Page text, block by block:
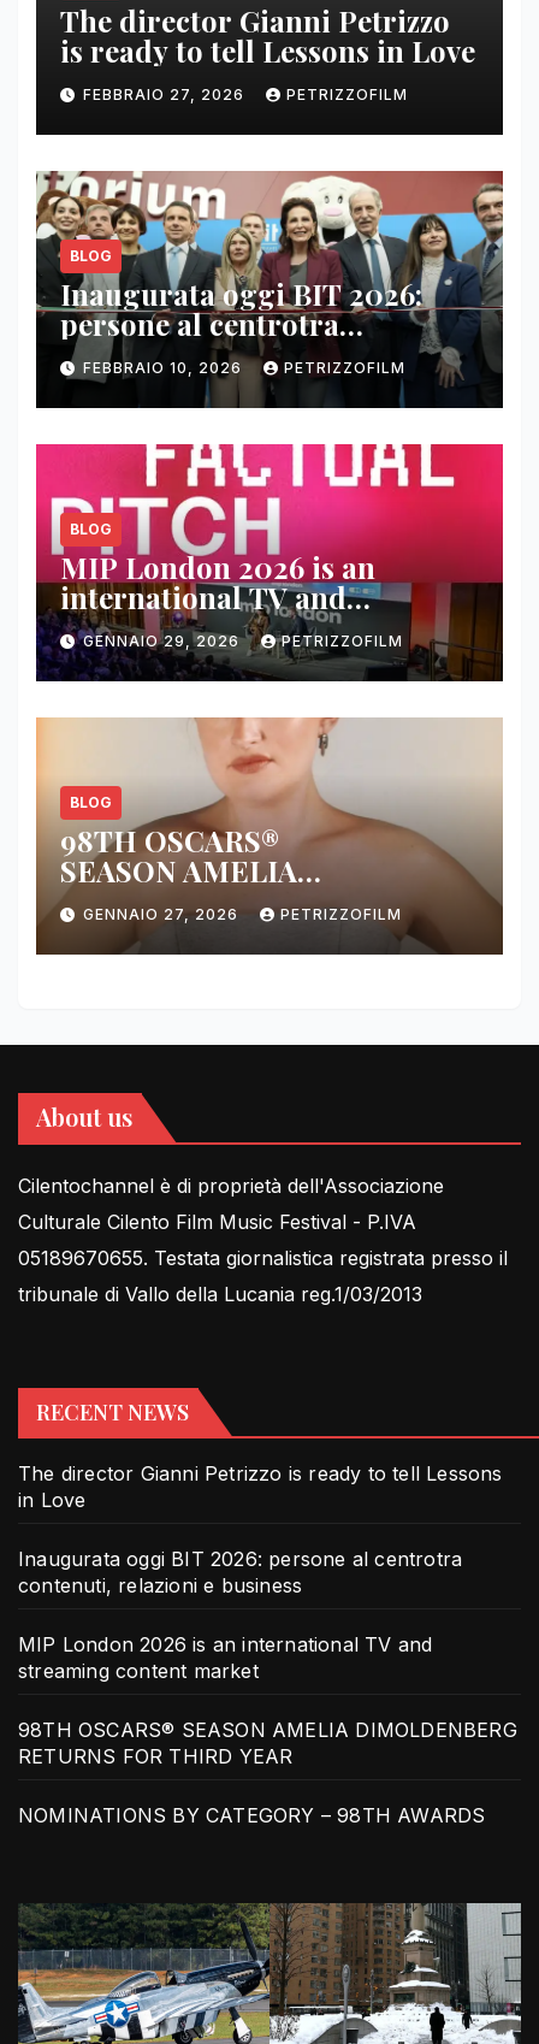
The director Gianni Petrizzo
is ready to tell Lessons in Love
FEBBRAIO 27, 2026 PETRIZZOFILM
BLOG
Inaugurata oggi BIT 2026:
persone al centrotra
contenuti, relazioni e business
FEBBRAIO 10, 2026 PETRIZZOFILM
BLOG
MIP London 2026 is an
international TV and
streaming content market
GENNAIO 29, 2026 PETRIZZOFILM
BLOG
98TH OSCARS®
SEASON AMELIA
DIMOLDENBERG RETURNS
FOR THIRD YEAR
GENNAIO 27, 2026 PETRIZZOFILM
About us
Cilentochannel è di proprietà dell'Associazione
Culturale Cilento Film Music Festival - P.IVA
05189670655. Testata giornalistica registrata presso il
tribunale di Vallo della Lucania reg.1/03/2013
RECENT NEWS
The director Gianni Petrizzo is ready to tell Lessons
in Love
Inaugurata oggi BIT 2026: persone al centrotra
contenuti, relazioni e business
MIP London 2026 is an international TV and
streaming content market
98TH OSCARS® SEASON AMELIA DIMOLDENBERG
RETURNS FOR THIRD YEAR
NOMINATIONS BY CATEGORY – 98TH AWARDS